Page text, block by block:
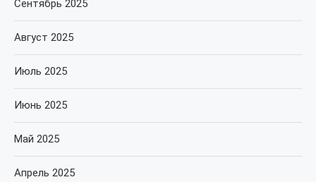
Сентябрь 2025
Август 2025
Июль 2025
Июнь 2025
Май 2025
Апрель 2025